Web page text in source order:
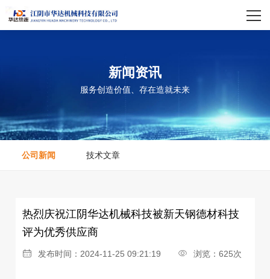
网站首页
新闻资讯
新闻资讯
服务创造价值、存在造就未来
公司新闻 技术文章
热烈庆祝江阴华达机械科技被新天钢德材科技
评为优秀供应商
发布时间：2024-11-25 09:21:19 浏览：625次